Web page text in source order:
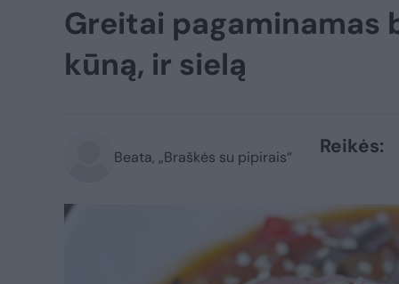
Greitai pagaminamas
kūną, ir sielą
Beata, „Braškės su pipirais“ Reikės: